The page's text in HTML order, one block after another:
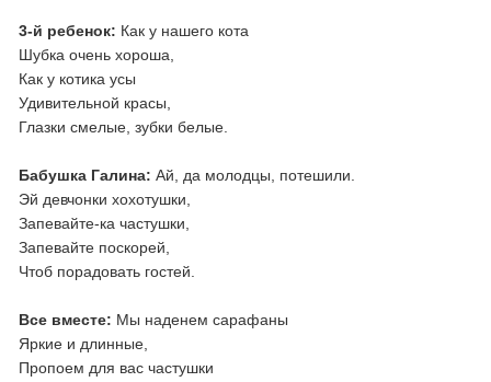
3-й ребенок: Как у нашего кота
Шубка очень хороша,
Как у котика усы
Удивительной красы,
Глазки смелые, зубки белые.
Бабушка Галина: Ай, да молодцы, потешили.
Эй девчонки хохотушки,
Запевайте-ка частушки,
Запевайте поскорей,
Чтоб порадовать гостей.
Все вместе: Мы наденем сарафаны
Яркие и длинные,
Пропоем для вас частушки